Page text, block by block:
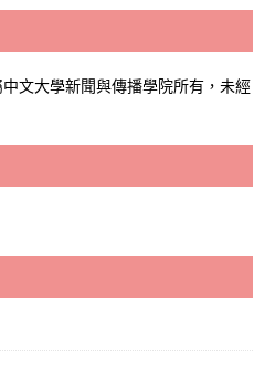
文大學新聞與傳播學院所有，未經